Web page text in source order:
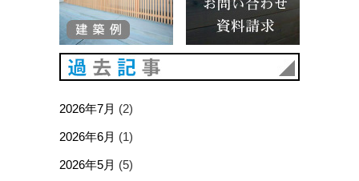
2026年7月 (2)
2026年6月 (1)
2026年5月 (5)